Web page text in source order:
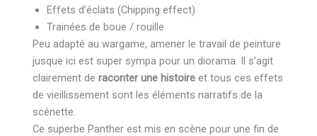
Effets d’éclats (Chipping effect)
Trainées de boue / rouille
Peu adapté au wargame, amener le travail de peinture
jusque ici est super sympa pour un diorama. Il s’agit
clairement deraconter une histoire et tous ces effets
de vieillissement sont les éléments narratifs de la
scénette.
Ce superbe Panther est mis en scène pour une fin de